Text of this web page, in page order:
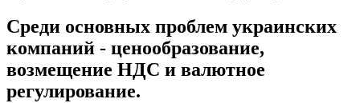
Среди основных проблем украинских
компаний - ценообразование,
возмещение НДС и валютное
регулирование.